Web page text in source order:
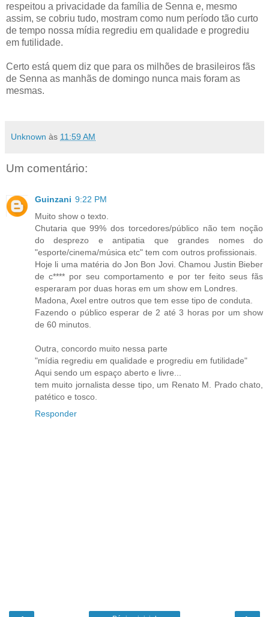
respeitou a privacidade da família de Senna e, mesmo
assim, se cobriu tudo, mostram como num período tão curto
de tempo nossa mídia regrediu em qualidade e progrediu
em futilidade.
Certo está quem diz que para os milhões de brasileiros fãs
de Senna as manhãs de domingo nunca mais foram as
mesmas.
Unknown às 11:59 AM
Um comentário:
Guinzani 9:22 PM
Muito show o texto.
Chutaria que 99% dos torcedores/público não tem noção
do desprezo e antipatia que grandes nomes do
"esporte/cinema/música etc" tem com outros profissionais.
Hoje li uma matéria do Jon Bon Jovi. Chamou Justin Bieber
de c**** por seu comportamento e por ter feito seus fãs
esperaram por duas horas em um show em Londres.
Madona, Axel entre outros que tem esse tipo de conduta.
Fazendo o público esperar de 2 até 3 horas por um show
de 60 minutos.
Outra, concordo muito nessa parte
"mídia regrediu em qualidade e progrediu em futilidade"
Aqui sendo um espaço aberto e livre...
tem muito jornalista desse tipo, um Renato M. Prado chato,
patético e tosco.
Responder